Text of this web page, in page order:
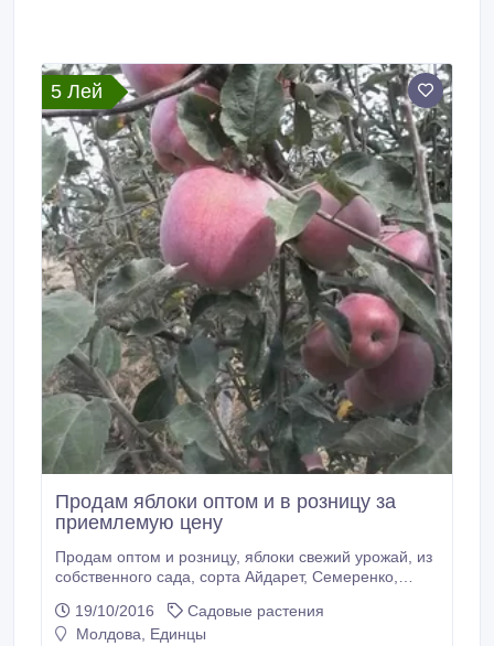
5 Лей
Продам яблоки оптом и в розницу за
приемлемую цену
Продам оптом и розницу, яблоки свежий урожай, из
собственного сада, сорта Айдарет, Семеренко,
договорная. Яблоки вкусные и сладкие, калибр
средний и крупный, без ГМО, для употребления в
19/10/2016
Садовые растения
Молдова, Единцы